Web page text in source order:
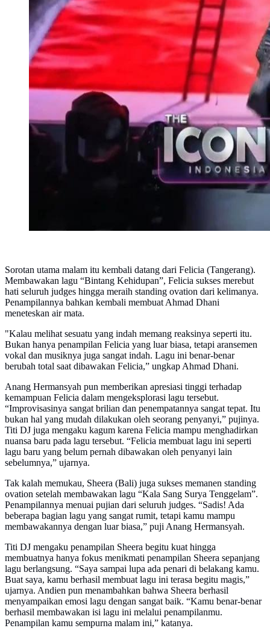
Sorotan utama malam itu kembali datang dari Felicia (Tangerang).
Membawakan lagu “Bintang Kehidupan”, Felicia sukses merebut
hati seluruh judges hingga meraih standing ovation dari kelimanya.
Penampilannya bahkan kembali membuat Ahmad Dhani
meneteskan air mata.
"Kalau melihat sesuatu yang indah memang reaksinya seperti itu.
Bukan hanya penampilan Felicia yang luar biasa, tetapi aransemen
vokal dan musiknya juga sangat indah. Lagu ini benar-benar
berubah total saat dibawakan Felicia,” ungkap Ahmad Dhani.
Anang Hermansyah pun memberikan apresiasi tinggi terhadap
kemampuan Felicia dalam mengeksplorasi lagu tersebut.
“Improvisasinya sangat brilian dan penempatannya sangat tepat. Itu
bukan hal yang mudah dilakukan oleh seorang penyanyi,” pujinya.
Titi DJ juga mengaku kagum karena Felicia mampu menghadirkan
nuansa baru pada lagu tersebut. “Felicia membuat lagu ini seperti
lagu baru yang belum pernah dibawakan oleh penyanyi lain
sebelumnya,” ujarnya.
Tak kalah memukau, Sheera (Bali) juga sukses memanen standing
ovation setelah membawakan lagu “Kala Sang Surya Tenggelam”.
Penampilannya menuai pujian dari seluruh judges. “Sadis! Ada
beberapa bagian lagu yang sangat rumit, tetapi kamu mampu
membawakannya dengan luar biasa,” puji Anang Hermansyah.
Titi DJ mengaku penampilan Sheera begitu kuat hingga
membuatnya hanya fokus menikmati penampilan Sheera sepanjang
lagu berlangsung. “Saya sampai lupa ada penari di belakang kamu.
Buat saya, kamu berhasil membuat lagu ini terasa begitu magis,”
ujarnya. Andien pun menambahkan bahwa Sheera berhasil
menyampaikan emosi lagu dengan sangat baik. “Kamu benar-benar
berhasil membawakan isi lagu ini melalui penampilanmu.
Penampilan kamu sempurna malam ini,” katanya.